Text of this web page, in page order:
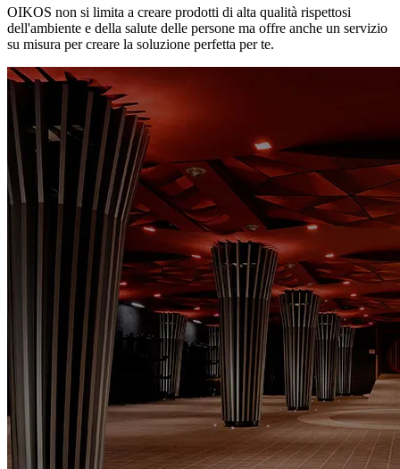
OIKOS non si limita a creare prodotti di alta qualità rispettosi
dell'ambiente e della salute delle persone ma offre anche un servizio
su misura per creare la soluzione perfetta per te.